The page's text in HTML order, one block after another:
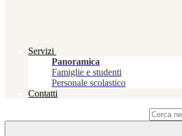
Servizi
Panoramica
Famiglie e studenti
Personale scolastico
Contatti